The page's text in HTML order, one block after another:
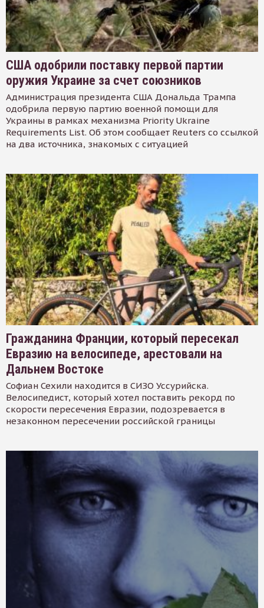
США одобрили поставку первой партии
оружия Украине за счет союзников
Администрация президента США Дональда Трампа
одобрила первую партию военной помощи для
Украины в рамках механизма Priority Ukraine
Requirements List. Об этом сообщает Reuters со ссылкой
на два источника, знакомых с ситуацией
Гражданина Франции, который пересекал
Евразию на велосипеде, арестовали на
Дальнем Востоке
Софиан Сехили находится в СИЗО Уссурийска.
Велосипедист, который хотел поставить рекорд по
скорости пересечения Евразии, подозревается в
незаконном пересечении российской границы